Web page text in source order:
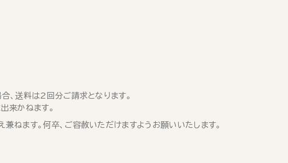
、送料は2回分ご請求となります。
来かねます。
ねます。何卒、ご容赦いただけますようお願いいたします。